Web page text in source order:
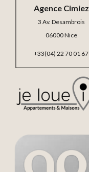
Agence Cimiez
3 Av. Desambrois
06000 Nice
+33(04) 22 70 01 67